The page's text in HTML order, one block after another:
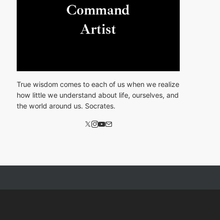
True wisdom comes to each of us when we realize
how little we understand about life, ourselves, and
the world around us. Socrates.